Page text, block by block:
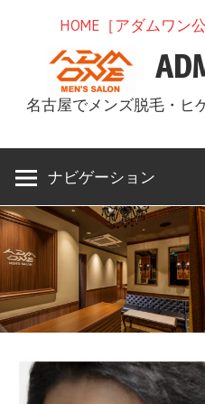
へ
ッ
プ
HOME［アダムワン
名古屋でメンズ脱毛・ヒ
ナビゲーション